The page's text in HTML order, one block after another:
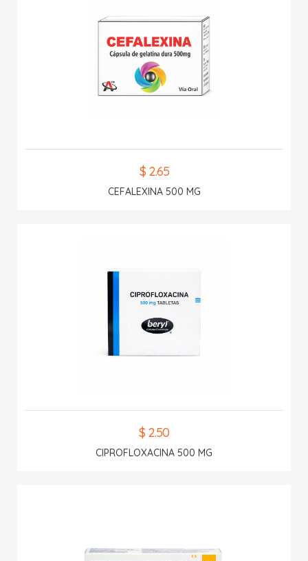
$ 2.65
CEFALEXINA 500 MG
$ 2.50
CIPROFLOXACINA 500 MG